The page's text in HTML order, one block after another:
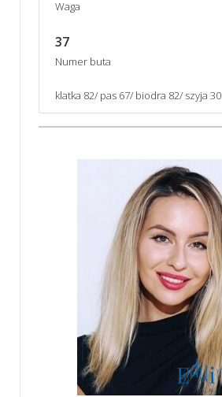
Waga
37
Numer buta
klatka 82/ pas 67/ biodra 82/ szyja 30